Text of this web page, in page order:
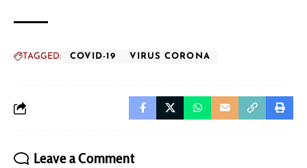
TAGGED: COVID-19 VIRUS CORONA
Leave a Comment